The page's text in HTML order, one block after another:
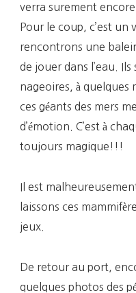
verra surement
Pour le coup, c’est
rencontrons une
de jouer dans l’eau.
nageoires, à quelques
ces géants des mers
d’émotion. C’est à
toujours magique!!!
Il est
laissons ces
jeux.
De retour au port,
quelques photos des